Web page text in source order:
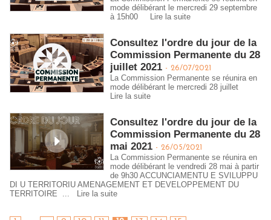
mode délibérant le mercredi 29 septembre
à 15h00
Lire la suite
Consultez l'ordre du jour de la
Commission Permanente du 28
juillet 2021 - 26/07/2021
La Commission Permanente se réunira en
mode délibérant le mercredi 28 juillet
Lire la suite
Consultez l'ordre du jour de la
Commission Permanente du 28
mai 2021 - 26/05/2021
La Commission Permanente se réunira en
mode délibérant le vendredi 28 mai à partir
de 9h30 ACCUNCIAMENTU E SVILUPPU
DI U TERRITORIU AMENAGEMENT ET DEVELOPPEMENT DU
TERRITOIRE ...
Lire la suite